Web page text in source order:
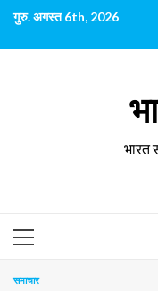
छोड़कर
सामग्री
पर
गुरु. अगस्त 6th, 2026
भारत
प्राथमिक
समाचार